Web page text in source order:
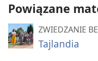
Powiązane
ZWIEDZANIE
Tajlandia